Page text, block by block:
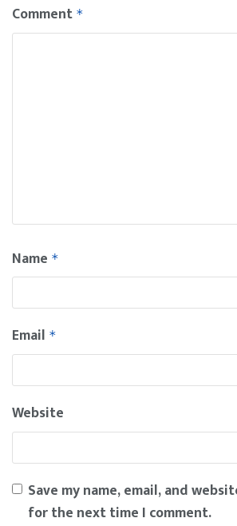
Comment *
Name *
Email *
Website
Save my name, email, and
for the next time I comment.